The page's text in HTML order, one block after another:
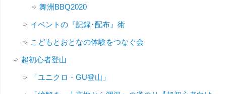
舞洲BBQ2020
イベントの『記録･配布』術
こどもとおとなの体験をつなぐ会
超初心者登山
「ユニクロ・GU登山」